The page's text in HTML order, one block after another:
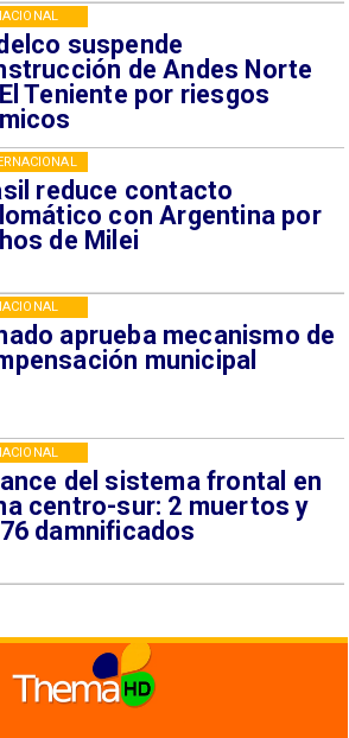
suspende
de Andes Norte
Teniente por riesgos
reduce contacto
con Argentina por
de Milei
aprueba mecanismo de
municipal
del sistema frontal en
centro-sur: 2 muertos y
damnificados